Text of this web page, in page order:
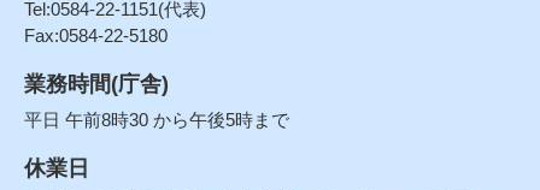
Tel:0584-22-1151(代表)
Fax:0584-22-5180
業務時間(庁舎)
平日 午前8時30 から午後5時まで
休業日